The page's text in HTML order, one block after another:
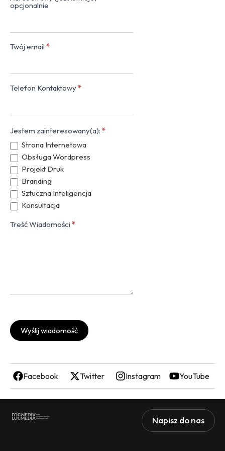
opcjonalnie
Twój email *
Telefon Kontaktowy*
Jestem zainteresowany(a): *
Strona Internetowa
Obsługa Wordpress
Projekt Druk
Branding
Sztuczna Inteligencja
Konsultacja
Treść Wiadomości *
Wyślij wiadomość
Facebook Twitter Instagram YouTube
Napisz do nas